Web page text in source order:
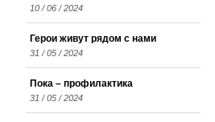
10 / 06 / 2024
Герои живут рядом с нами
31 / 05 / 2024
Пока – профилактика
31 / 05 / 2024